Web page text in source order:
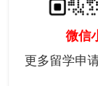
微信
更多留学申